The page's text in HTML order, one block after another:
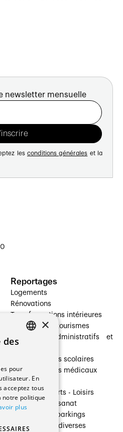
newsletter mensuelle
les conditions générales et la
Reportages
Logements
Rénovations
Transformations intérieures
Hôtelleries et tourismes
Bâtiments administratifs et
Établissements scolaires
Établissements médicaux
Villas
Cultures - Sports - Loisirs
Industrie - Artisanat
Transports et parkings
Constructions diverses
×
des
pour
En
acceptez tous
notre politique
plus